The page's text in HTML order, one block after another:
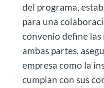
del programa,
para una
convenio define
ambas partes,
empresa como la
cumplan con sus